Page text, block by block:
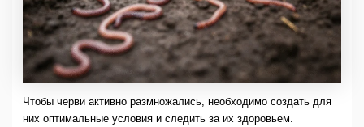
Чтобы черви активно размножались, необходимо создать для
них оптимальные условия и следить за их здоровьем.